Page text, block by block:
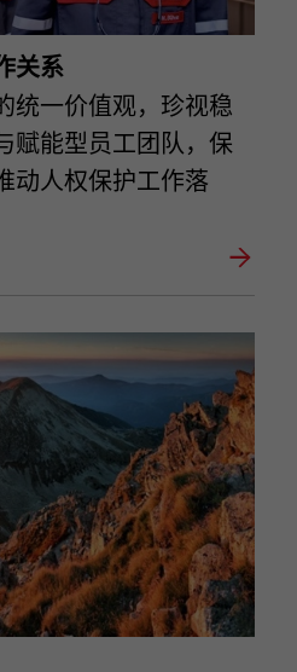
关系
统一价值观，珍视稳
赋能型员工团队，保
动人权保护工作落